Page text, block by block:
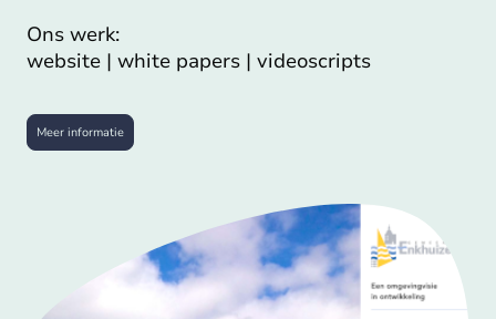
Ons werk:
website | white papers | videoscripts
Meer informatie